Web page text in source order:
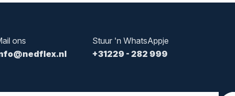
ons
Stuur 'n WhatsAppje
+31229 - 282 999